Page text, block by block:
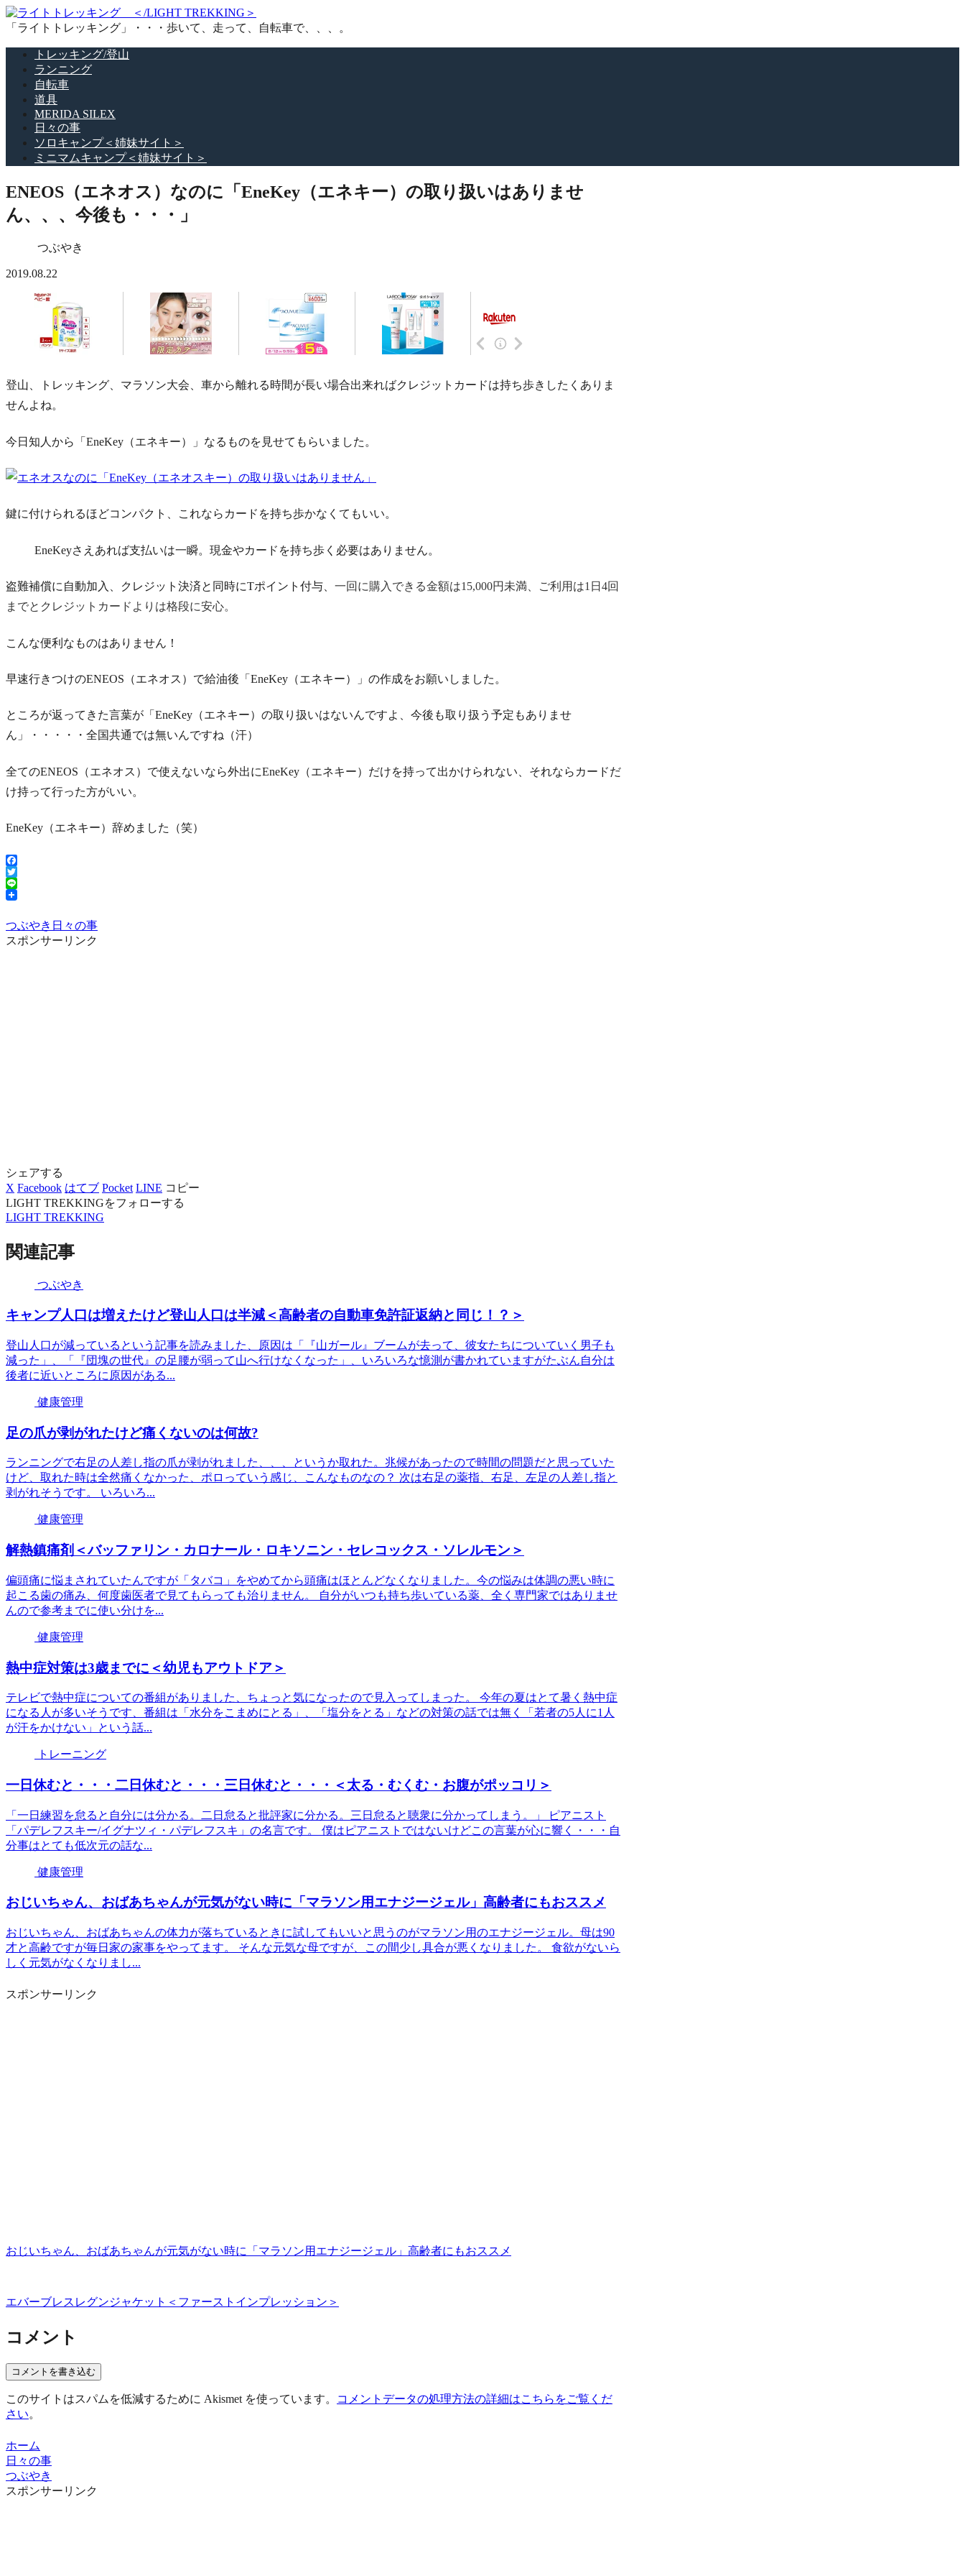
「ライトトレッキング」・・・歩いて、走って、自転車で、、、。
トレッキング/登山
ランニング
自転車
道具
MERIDA SILEX
日々の事
ソロキャンプ＜姉妹サイト＞
ミニマムキャンプ＜姉妹サイト＞
ENEOS（エネオス）なのに「EneKey（エネキー）の取り扱いはありませ
ん、、、今後も・・・」
つぶやき
2019.08.22
登山、トレッキング、マラソン大会、車から離れる時間が長い場合出来ればクレジットカードは持ち歩きしたくありま
せんよね。
今日知人から「EneKey（エネキー）」なるものを見せてもらいました。
鍵に付けられるほどコンパクト、これならカードを持ち歩かなくてもいい。
EneKeyさえあれば支払いは一瞬。現金やカードを持ち歩く必要はありません。
盗難補償に自動加入、クレジット決済と同時にTポイント付与、 一回に購入できる金額は15,000円未満、ご利用は1日4回
までとクレジットカードよりは格段に安心。
こんな便利なものはありません！
早速行きつけのENEOS（エネオス）で給油後「EneKey（エネキー）」の作成をお願いしました。
ところが返ってきた言葉が「EneKey（エネキー）の取り扱いはないんですよ、今後も取り扱う予定もありませ
ん」・・・・・全国共通では無いんですね（汗）
全てのENEOS（エネオス）で使えないなら外出にEneKey（エネキー）だけを持って出かけられない、それならカードだ
け持って行った方がいい。
EneKey（エネキー）辞めました（笑）
Facebook
Twitter
Line
つぶやき 日々の事
スポンサーリンク
シェアする
X Facebook はてブ Pocket LINE コピー
LIGHT TREKKINGをフォローする
LIGHT TREKKING
関連記事
つぶやき
キャンプ人口は増えたけど登山人口は半減＜高齢者の自動車免許証返納と同じ！？＞
登山人口が減っているという記事を読みました、原因は「『山ガール』ブームが去って、彼女たちについていく男子も
減った」、「『団塊の世代』の足腰が弱って山へ行けなくなった」、いろいろな憶測が書かれていますがたぶん自分は
後者に近いところに原因がある...
健康管理
足の爪が剥がれたけど痛くないのは何故?
ランニングで右足の人差し指の爪が剥がれました、、、というか取れた。兆候があったので時間の問題だと思っていた
けど、取れた時は全然痛くなかった、ポロっていう感じ、こんなものなの？ 次は右足の薬指、右足、左足の人差し指と
剥がれそうです。 いろいろ...
健康管理
解熱鎮痛剤＜バッファリン・カロナール・ロキソニン・セレコックス・ソレルモン＞
偏頭痛に悩まされていたんですが「タバコ」をやめてから頭痛はほとんどなくなりました。今の悩みは体調の悪い時に
起こる歯の痛み、何度歯医者で見てもらっても治りません。 自分がいつも持ち歩いている薬、全く専門家ではありませ
んので参考までに使い分けを...
健康管理
熱中症対策は3歳までに＜幼児もアウトドア＞
テレビで熱中症についての番組がありました、ちょっと気になったので見入ってしまった。 今年の夏はとて暑く熱中症
になる人が多いそうです、番組は「水分をこまめにとる」、「塩分をとる」などの対策の話では無く「若者の5人に1人
が汗をかけない」という話...
トレーニング
一日休むと・・・二日休むと・・・三日休むと・・・＜太る・むくむ・お腹がポッコリ＞
「一日練習を怠ると自分には分かる。二日怠ると批評家に分かる。三日怠ると聴衆に分かってしまう。」 ピアニスト
「パデレフスキー/イグナツィ・パデレフスキ」の名言です。 僕はピアニストではないけどこの言葉が心に響く・・・自
分事はとても低次元の話な...
健康管理
おじいちゃん、おばあちゃんが元気がない時に「マラソン用エナジージェル」高齢者にもおススメ
おじいちゃん、おばあちゃんの体力が落ちているときに試してもいいと思うのがマラソン用のエナジージェル。母は90
才と高齢ですが毎日家の家事をやってます。 そんな元気な母ですが、この間少し具合が悪くなりました。 食欲がないら
しく元気がなくなりまし...
スポンサーリンク
おじいちゃん、おばあちゃんが元気がない時に「マラソン用エナジージェル」高齢者にもおススメ
エバーブレスレグンジャケット＜ファーストインプレッション＞
コメント
コメントを書き込む
このサイトはスパムを低減するために Akismet を使っています。
コメントデータの処理方法の詳細はこちらをご覧くだ
さい。
ホーム
日々の事
つぶやき
スポンサーリンク